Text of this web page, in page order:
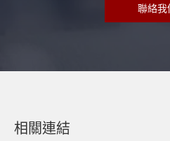
聯絡我
相關連結